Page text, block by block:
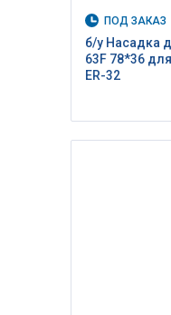
ПОД ЗАКАЗ
б/у Насадка
63F 78*36
ER-32